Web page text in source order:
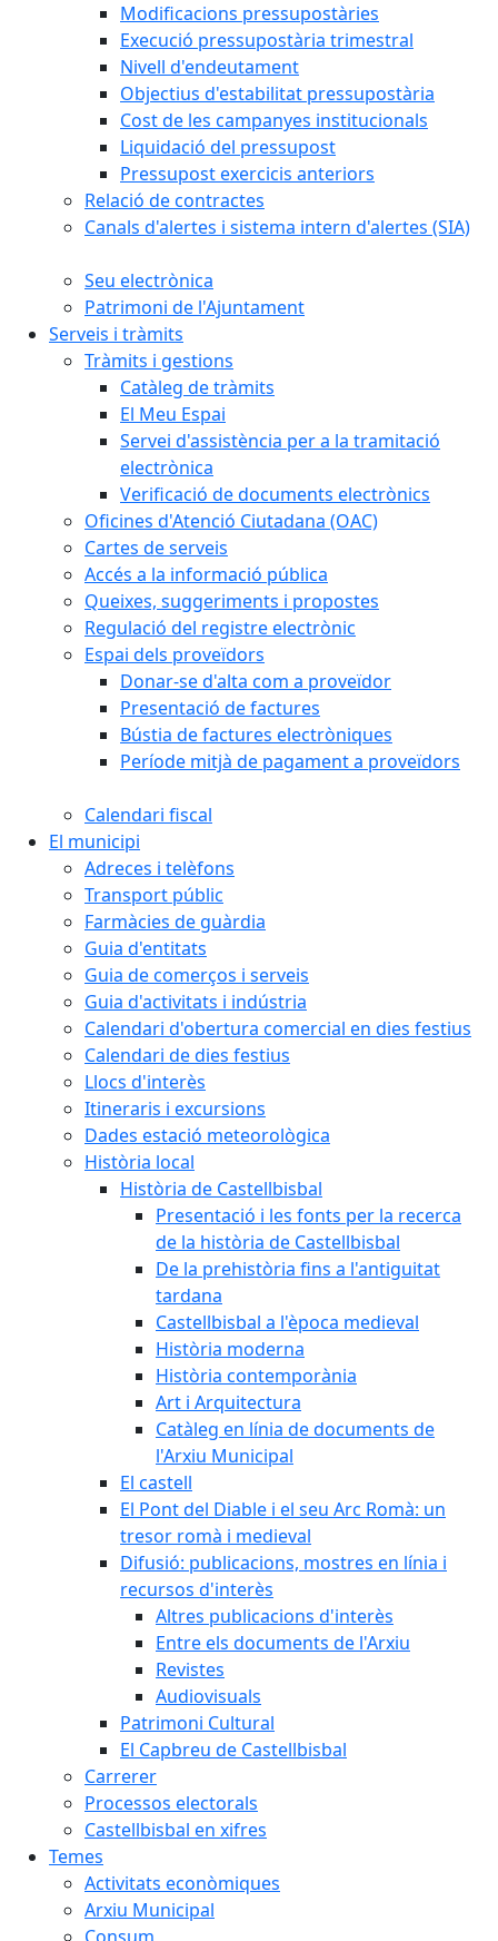
Modificacions pressupostàries
Execució pressupostària trimestral
Nivell d'endeutament
Objectius d'estabilitat pressupostària
Cost de les campanyes institucionals
Liquidació del pressupost
Pressupost exercicis anteriors
Relació de contractes
Canals d'alertes i sistema intern d'alertes (SIA)
Seu electrònica
Patrimoni de l'Ajuntament
Serveis i tràmits
Tràmits i gestions
Catàleg de tràmits
El Meu Espai
Servei d'assistència per a la tramitació
electrònica
Verificació de documents electrònics
Oficines d'Atenció Ciutadana (OAC)
Cartes de serveis
Accés a la informació pública
Queixes, suggeriments i propostes
Regulació del registre electrònic
Espai dels proveïdors
Donar-se d'alta com a proveïdor
Presentació de factures
Bústia de factures electròniques
Període mitjà de pagament a proveïdors
Calendari fiscal
El municipi
Adreces i telèfons
Transport públic
Farmàcies de guàrdia
Guia d'entitats
Guia de comerços i serveis
Guia d'activitats i indústria
Calendari d'obertura comercial en dies festius
Calendari de dies festius
Llocs d'interès
Itineraris i excursions
Dades estació meteorològica
Història local
Història de Castellbisbal
Presentació i les fonts per la recerca
de la història de Castellbisbal
De la prehistòria fins a l'antiguitat
tardana
Castellbisbal a l'època medieval
Història moderna
Història contemporània
Art i Arquitectura
Catàleg en línia de documents de
l'Arxiu Municipal
El castell
El Pont del Diable i el seu Arc Romà: un
tresor romà i medieval
Difusió: publicacions, mostres en línia i
recursos d'interès
Altres publicacions d'interès
Entre els documents de l'Arxiu
Revistes
Audiovisuals
Patrimoni Cultural
El Capbreu de Castellbisbal
Carrerer
Processos electorals
Castellbisbal en xifres
Temes
Activitats econòmiques
Arxiu Municipal